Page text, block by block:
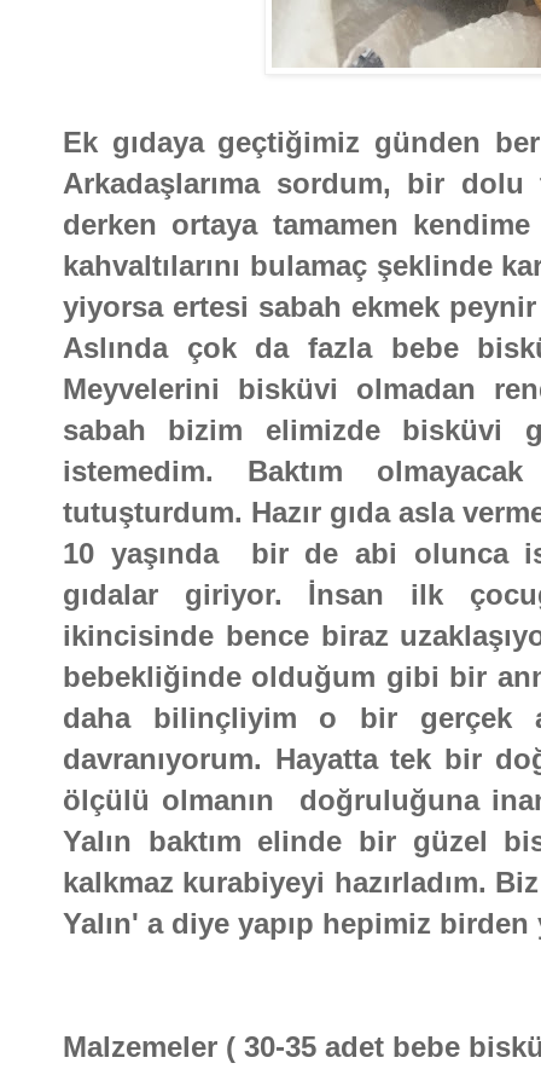
Ek gıdaya geçtiğimiz günden
Arkadaşlarıma sordum, bir
derken ortaya tamamen
kahvaltılarını bulamaç şeklinde
yiyorsa ertesi sabah ekmek
Aslında çok da fazla bebe
Meyvelerini bisküvi olmadan
sabah bizim elimizde bisküvi
istemedim. Baktım
tutuşturdum. Hazır gıda asla
10 yaşında bir de abi olunca
gıdalar giriyor. İnsan ilk
ikincisinde bence biraz
bebekliğinde olduğum gibi bir
daha bilinçliyim o bir gerçek
davranıyorum. Hayatta tek bir
ölçülü olmanın doğruluğuna
Yalın baktım elinde bir güzel
kalkmaz kurabiyeyi hazırladım.
Yalın' a diye yapıp hepimiz
Malzemeler ( 30-35 adet bebe